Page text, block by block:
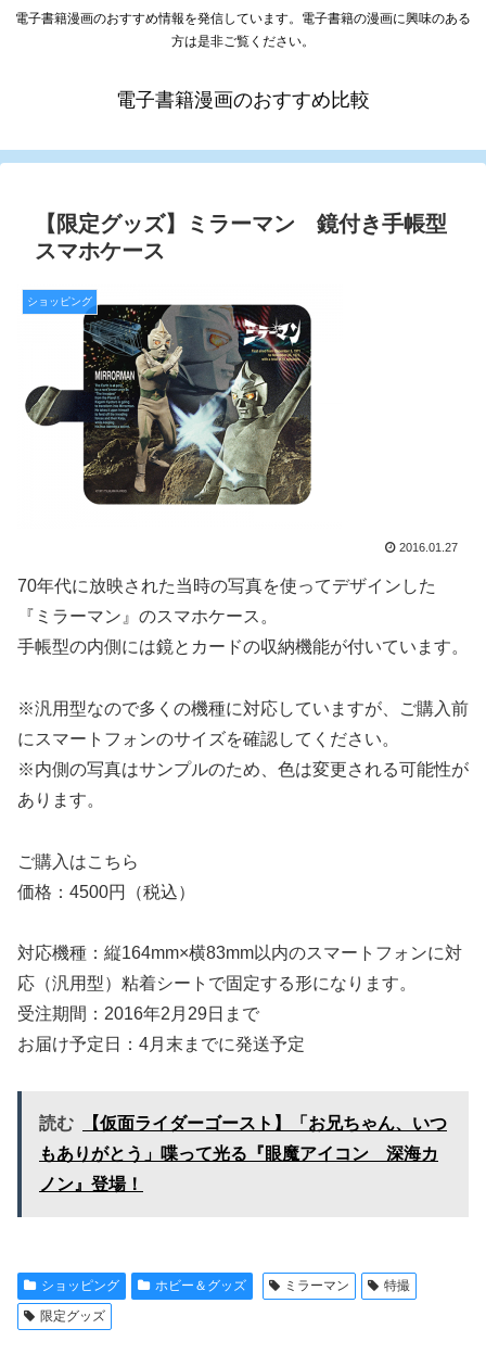
電子書籍漫画のおすすめ情報を発信しています。電子書籍の漫画に興味のある
方は是非ご覧ください。
電子書籍漫画のおすすめ比較
【限定グッズ】ミラーマン 鏡付き手帳型
スマホケース
ショッピング
2016.01.27
70年代に放映された当時の写真を使ってデザインした
『ミラーマン』のスマホケース。
手帳型の内側には鏡とカードの収納機能が付いています。
※汎用型なので多くの機種に対応していますが、ご購入前
にスマートフォンのサイズを確認してください。
※内側の写真はサンプルのため、色は変更される可能性が
あります。
ご購入はこちら
価格：4500円（税込）
対応機種：縦164mm×横83mm以内のスマートフォンに対
応（汎用型）粘着シートで固定する形になります。
受注期間：2016年2月29日まで
お届け予定日：4月末までに発送予定
読む
【仮面ライダーゴースト】「お兄ちゃん、いつ
もありがとう」喋って光る『眼魔アイコン 深海カ
ノン』登場！
ショッピング ホビー＆グッズ ミラーマン
特撮
限定グッズ